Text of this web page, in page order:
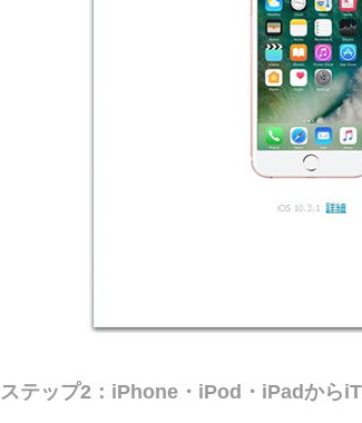
ステップ2：iPhone・iPod・iPadから